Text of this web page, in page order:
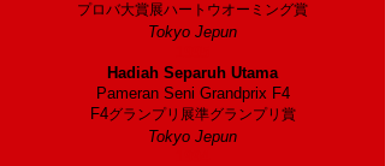
プロバ大賞展ハートウオーミング賞
Tokyo Jepun
Hadiah Separuh Utama
Pameran Seni Grandprix F4
F4グランプリ展準グランプリ賞
Tokyo Jepun